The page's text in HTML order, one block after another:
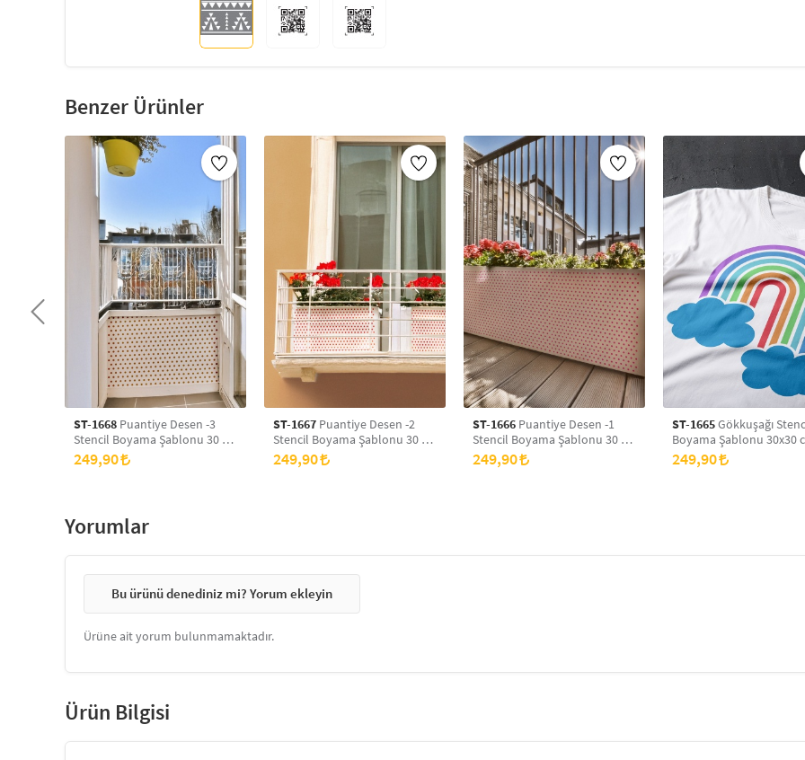
Duvar ve cam süslemeleri
Benzer Ürünler
ST-1668 Puantiye Desen -3
Stencil Boyama Şablonu 30 x
30 cm, Duvar Stencil, Fayans
Stencil, Mobilya Stencil
249,90
ST-1667 Puantiye Desen -2
Stencil Boyama Şablonu 30 x
30 cm, Duvar Stencil, Fayans
Stencil, Mobilya Stencil
249,90
ST-1666 Puantiye Desen -1
Stencil Boyama Şablonu 30 x
30 cm, Duvar Stencil, Fayans
Stencil, Mobilya Stencil
249,90
ST-1665Gökkuşağı
Boyama Şablonu 30x30
Duvar Stencil, Fayans
Mobilya Stencil
249,90
Yorumlar
Bu ürünü denediniz mi? Yorum ekleyin
Ürüne ait yorum bulunmamaktadır.
Ürün Bilgisi